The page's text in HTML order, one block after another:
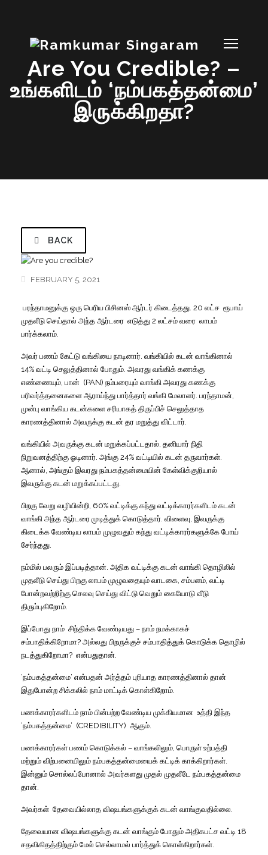
Are You Credible? –
உங்களிடம் ‘நம்பகத்தன்மை’
இருக்கிறதா?
BACK
FEBRUARY 5, 2021
பரந்தாமனுக்கு ஒரு பெரிய பிசினஸ் ஆர்டர் கிடைத்தது . 20 லட்ச ரூபாய்
முதலீடு செய்தால் அந்த ஆர்டரை எடுத்து 2 லட்சம் வரை லாபம்
பார்க்கலாம்
அவர் பணம் கேட்டு வங்கியை நாடினார் வங்கியில் கடன் வாங்கினால்
14% வட்டி செலுத்தினால் போதும் அவரது வங்கிக் கணக்கு
எண்ணையும் பான் (PAN) நம்பரையும் வாங்கி அவரது கணக்கு
பரிவர்த்தனைகளை ஆராய்ந்து பார்த்தார் வங்கி மேலாளர் பரந்தாமன்
முன்பு வாங்கிய கடன்களை சரியாகத் திருப்பிச் செலுத்தாத
காரணத்தினால் அவருக்கு கடன் தர மறுத்து விட்டார்
வங்கியில் அவருக்கு கடன் மறுக்கப்பட்டதால் தனியார் நிதி
நிறுவனத்திற்கு ஓடினார் அங்கு 24% வட்டியில் கடன் தருவார்கள்
ஆனால் அங்கும் இவரது நம்பகத்தன்மையின் கேள்விக்குறியால்
இவருக்கு கடன் மறுக்கப்பட்டது
பிறகு வேறு வழியின்றி , 60% வட்டிக்கு கந்து வட்டிக்காரர்களிடம் கடன்
வாங்கி அந்த ஆர்டரை முடித்துக் கொடுத்தார் விளைவு இவருக்கு
கிடைக்க வேண்டிய லாபம் முழுவதும் கந்து வட்டிக்காரர்களுக்கே போய்
சேர்ந்தது
நம்மில் பலரும் இப்படித்தான் அதிக வட்டிக்கு கடன் வாங்கி தொழிலில்
முதலீடு செய்து பிறகு லாபம் முழுவதையும் வாடகை சம்பளம் வட்டி
போன்றவற்றிற்கு செலவு செய்து விட்டு வெறும் கையோடு வீடு
திரும்புகிறோம்
இப்போது நாம் சிந்திக்க வேண்டியது – நாம் நமக்காகச்
சம்பாதிக்கிறோமா? அல்லது பிறருக்குச் சம்பாதித்துக் கொடுக்க தொழில்
நடத்துகிறோமா? என்பதுதான்
‘நம்பகத்தன்மை‘ என்பதன் அர்த்தம் புரியாத காரணத்தினால் தான்
இதுபோன்ற சிக்கலில் நாம் மாட்டிக் கொள்கிறோம்
பணக்காரர்களிடம் நாம் பின்பற்ற வேண்டிய முக்கியமான உத்தி இந்த
‘நம்பகத்தன்மை‘ (CREDIBILITY) ஆகும்
பணக்காரர்கள் பணம் கொடுக்கல் – வாங்கலிலும் பொருள் உற்பத்தி
மற்றும் விற்பனையிலும் நம்பகத்தன்மையைக் கட்டிக் காக்கிறார்கள்
இன்னும் சொல்லப்போனால் அவர்களது முதல் முதலீடே நம்பகத்தன்மை
தான்
அவர்கள் தேவையில்லாத விஷயங்களுக்குக் கடன் வாங்குவதில்லை
தேவையான விஷயங்களுக்கு கடன் வாங்கும் போதும் அதிகபட்ச வட்டி 18
சதவிகிதத்திற்கும் மேல் செல்லாமல் பார்த்துக் கொள்கிறார்கள்